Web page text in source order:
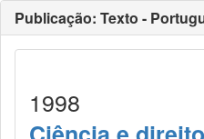
Publicação: Texto -
1998